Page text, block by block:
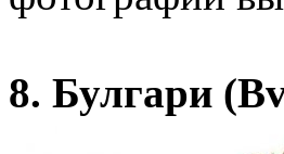
8. Булгари